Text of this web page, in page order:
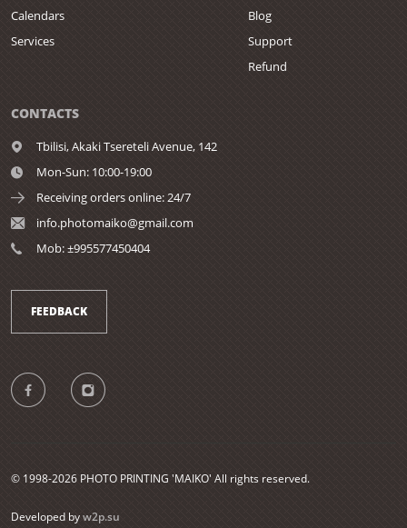
Calendars
Services
Blog
Support
Refund
CONTACTS
Tbilisi,Akaki Tsereteli Avenue, 142
Mon-Sun: 10:00-19:00
Receiving orders online: 24/7
info.photomaiko@gmail.com
Mob: ±995577450404
FEEDBACK
© 1998-2026 PHOTO PRINTING 'MAIKO' All rights reserved.
Developed byw2p.su